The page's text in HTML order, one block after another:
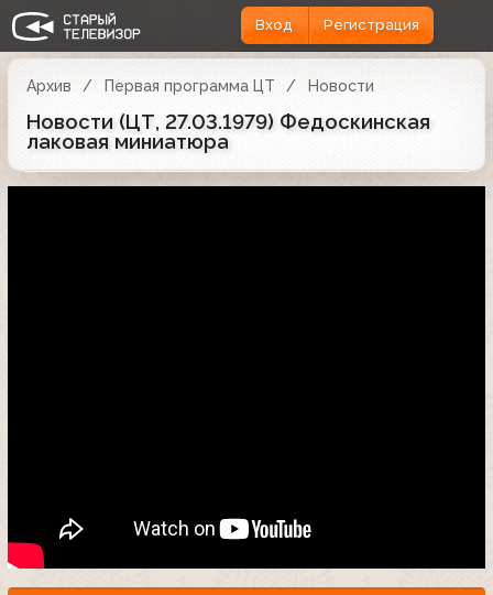
Вход Регистрация
Архив Первая программа ЦТ Новости
Новости (ЦТ, 27.03.1979) Федоскинская
лаковая миниатюра